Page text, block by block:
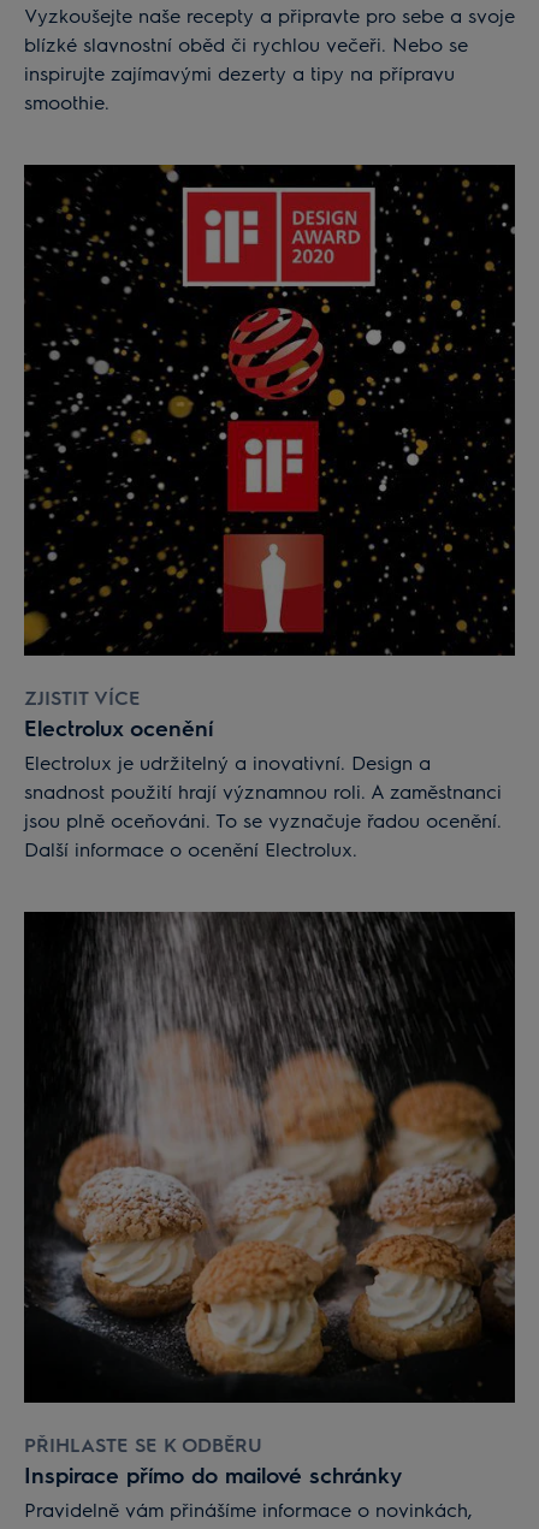
Vyzkoušejte naše recepty a připravte pro sebe a svoje
blízké slavnostní oběd či rychlou večeři. Nebo se
inspirujte zajímavými dezerty a tipy na přípravu
smoothie.
ZJISTIT VÍCE
Electrolux ocenění
Electrolux je udržitelný a inovativní. Design a
snadnost použití hrají významnou roli. A zaměstnanci
jsou plně oceňováni. To se vyznačuje řadou ocenění.
Další informace o ocenění Electrolux.
PŘIHLASTE SE K ODBĚRU
Inspirace přímo do mailové schránky
Pravidelně vám přinášíme informace o novinkách,